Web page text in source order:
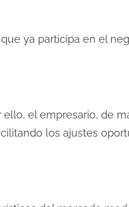
ya participa en el
el empresario, de
los ajustes